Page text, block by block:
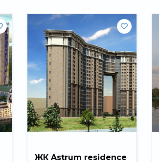
ЖК Astrum residence